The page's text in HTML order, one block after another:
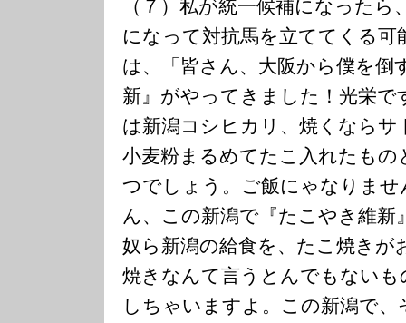
（７）私が統一候補になった
になって対抗馬を立ててくる可
は、「皆さん、大阪から僕を倒
新』がやってきました！光栄
は新潟コシヒカリ、焼くなら
小麦粉まるめてたこ入れたも
つでしょう。ご飯にゃなりま
ん、この新潟で『たこやき維新
奴ら新潟の給食を、たこ焼きが
焼きなんて言うとんでもない
しちゃいますよ。この新潟で